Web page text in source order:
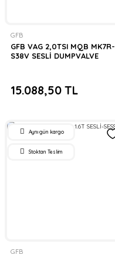
GFB
GFB VAG 2,0TSI MQB MK7R-
S38V SESLİ DUMPVALVE
15.088,50 TL
Aynı gün kargo
Stoktan Teslim
GFB